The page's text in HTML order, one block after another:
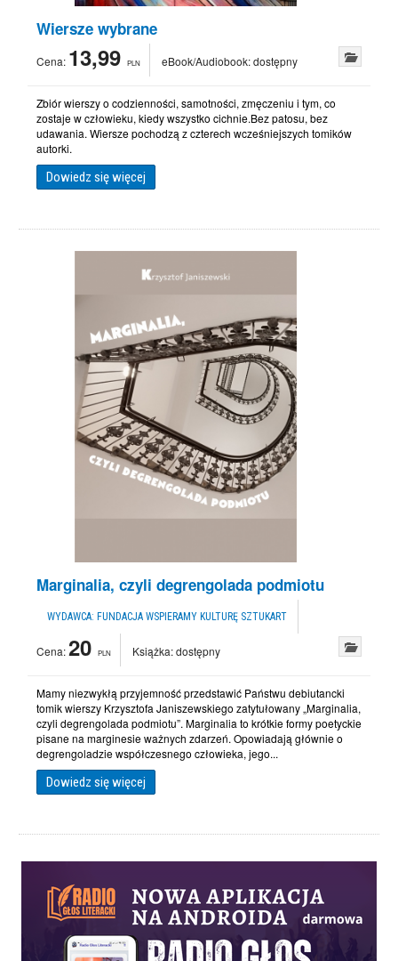
Wiersze wybrane
Cena: 13,99 PLN eBook/Audiobook:dostępny
Zbiór wierszy o codzienności, samotności, zmęczeniu i tym, co
zostaje w człowieku, kiedy wszystko cichnie.Bez patosu, bez
udawania. Wiersze pochodzą z czterech wcześniejszych tomików
autorki.
Dowiedz się więcej
Marginalia, czyli degrengolada podmiotu
WYDAWCA: FUNDACJA WSPIERAMY KULTURĘ SZTUKART
Cena:20 PLN Książka:dostępny
Mamy niezwykłą przyjemność przedstawić Państwu debiutancki
tomik wierszy Krzysztofa Janiszewskiego zatytułowany „Marginalia,
czyli degrengolada podmiotu”. Marginalia to krótkie formy poetyckie
pisane na marginesie ważnych zdarzeń. Opowiadają głównie o
degrengoladzie współczesnego człowieka, jego...
Dowiedz się więcej